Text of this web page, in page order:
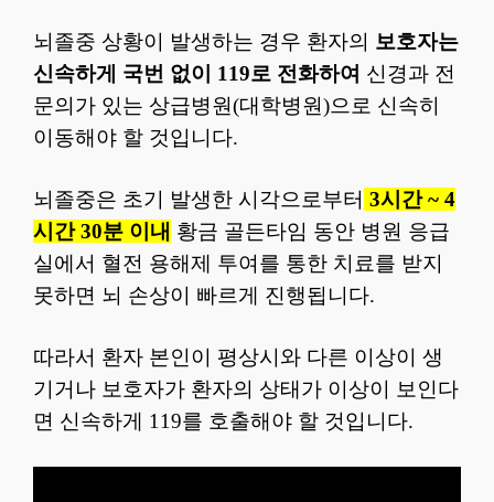
뇌졸중 상황이 발생하는 경우 환자의 보호자는
신속하게 국번 없이 119로 전화하여 신경과 전
문의가 있는 상급병원(대학병원)으로 신속히
이동해야 할 것입니다.
뇌졸중은 초기 발생한 시각으로부터 3시간 ~ 4
시간 30분 이내 황금 골든타임 동안 병원 응급
실에서 혈전 용해제 투여를 통한 치료를 받지
못하면 뇌 손상이 빠르게 진행됩니다.
따라서 환자 본인이 평상시와 다른 이상이 생
기거나 보호자가 환자의 상태가 이상이 보인다
면 신속하게 119를 호출해야 할 것입니다.